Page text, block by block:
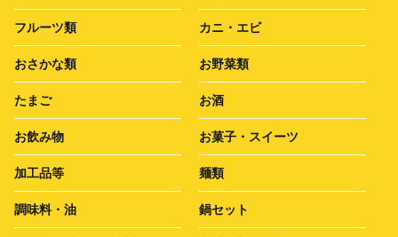
フルーツ類 カニ・エビ
おさかな類 お野菜類
たまご お酒
お飲み物 お菓子・スイーツ
加工品等 麺類
調味料・油 鍋セット